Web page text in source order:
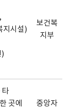
지시설)
보건복
지부
타
곳에
중앙자